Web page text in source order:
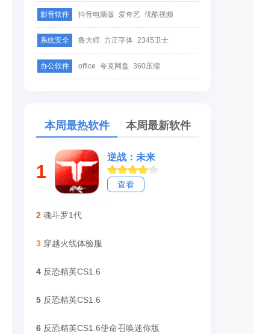
影音软件 抖音电脑版 爱奇艺 优酷视频
系统安全 鲁大师 方正字体 2345卫士
办公软件 office 夸克网盘 360压缩
本周最热软件 本周最新软件
1
逆战：未来
查看
2 魂斗罗1代
3 穿越火线体验服
4 反恐精英CS1.6
5 反恐精英CS1.6
6 反恐精英CS1.6使命召唤迷你版